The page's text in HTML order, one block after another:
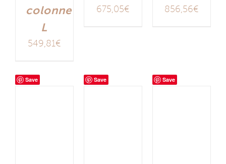
colonne
L
549,81 €
675,05€ 856,56€
Save Save Save